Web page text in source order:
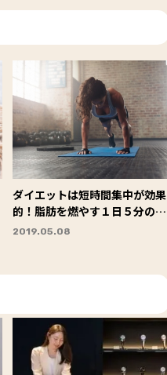
ダイエットは短時間集中が効果
的！脂肪を燃やす１日５分のト
レーニング
2019.05.08